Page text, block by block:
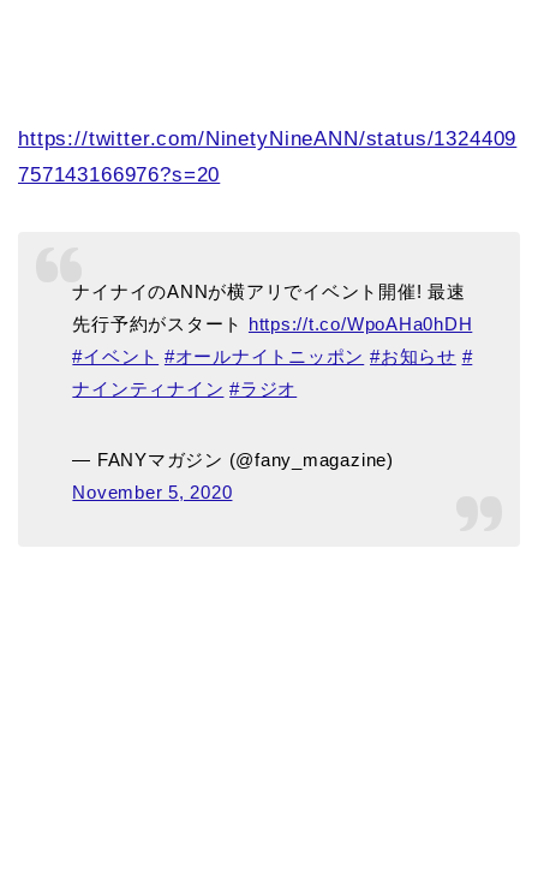
https://twitter.com/NinetyNineANN/status/1324409
757143166976?s=20
ナイナイのANNが横アリでイベント開催! 最速
先行予約がスタート https://t.co/WpoAHa0hDH
#イベント #オールナイトニッポン #お知らせ #
ナインティナイン #ラジオ
— FANYマガジン (@fany_magazine)
November 5, 2020